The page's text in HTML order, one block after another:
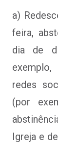
a)
feira,
dia de
redes
(por
Igreja e